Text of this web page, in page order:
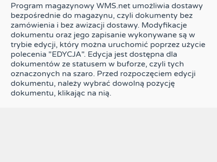
Program magazynowy WMS.net umożliwia dostawy
bezpośrednie do magazynu, czyli dokumenty bez
zamówienia i bez awizacji dostawy. Modyfikacje
dokumentu oraz jego zapisanie wykonywane są w
trybie edycji, który można uruchomić poprzez użycie
polecenia "EDYCJA". Edycja jest dostępna dla
dokumentów ze statusem w buforze, czyli tych
oznaczonych na szaro. Przed rozpoczęciem edycji
dokumentu, należy wybrać dowolną pozycję
dokumentu, klikając na nią.